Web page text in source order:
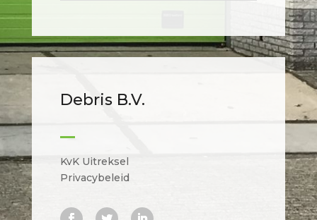
Debris B.V.
KvK Uitreksel
Privacybeleid